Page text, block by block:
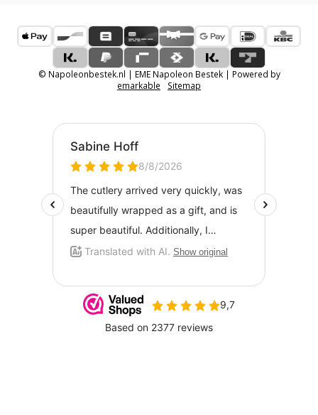
© Napoleonbestek.nl | EME Napoleon Bestek | Powered by
emarkable
Sitemap